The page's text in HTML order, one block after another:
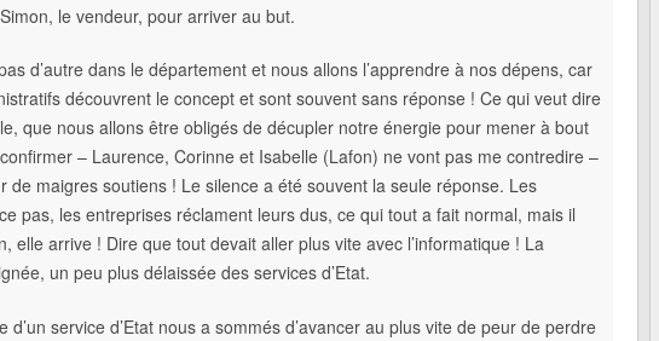
le vendeur, pour arriver au but.
d’autre dans le département et nous allons l’apprendre à nos dépens, car
découvrent le concept et sont souvent sans réponse ! Ce qui veut dire
que nous allons être obligés de décupler notre énergie pour mener à bout
– Laurence, Corinne et Isabelle (Lafon) ne vont pas me contredire –
de maigres soutiens ! Le silence a été souvent la seule réponse. Les
pas, les entreprises réclament leurs dus, ce qui tout a fait normal, mais il
elle arrive ! Dire que tout devait aller plus vite avec l’informatique ! La
un peu plus délaissée des services d’Etat.
service d’Etat nous a sommés d’avancer au plus vite de peur de perdre